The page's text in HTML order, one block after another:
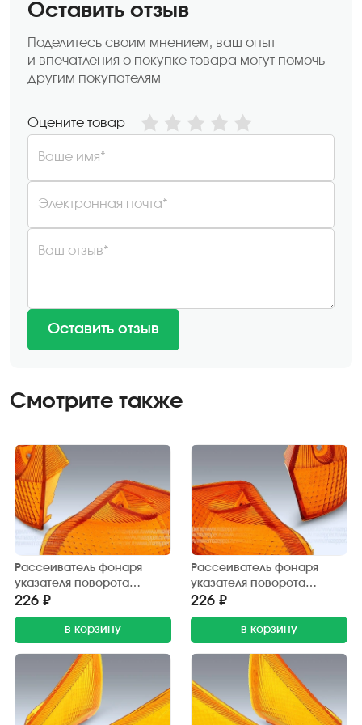
Оставить отзыв
Поделитесь своим мнением, ваш опыт
и впечатления о покупке товара могут помочь
другим покупателям
Оцените товар
Ваше имя*
Электронная почта*
Ваш отзыв*
Оставить отзыв
Смотрите также
Рассеиватель фонаря
указателя поворота
"Honda Dio" (AF-27) задний,
226 ₽
в корзину
Рассеиватель фонаря
указателя поворота
"Honda Dio" (AF-27) задний,
226 ₽
в корзину